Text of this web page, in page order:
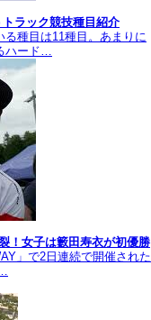
ラック競技種目紹介
種目は11種目。あまりに
ハード…
！女子は籔田寿衣が初優勝
」で2日連続で開催された